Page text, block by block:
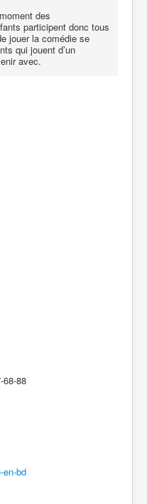
des
participent donc tous
jouer la comédie se
qui jouent d’un
avec.
68-88
en-bd